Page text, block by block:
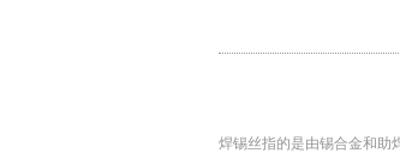
焊锡丝指的是由锡合金和助